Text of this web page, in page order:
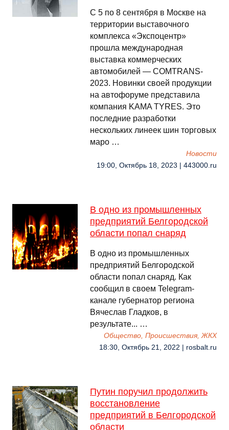
С 5 по 8 сентября в Москве на
территории выставочного
комплекса «Экспоцентр»
прошла международная
выставка коммерческих
автомобилей — COMTRANS-
2023. Новинки своей продукции
на автофоруме представила
компания KAMA TYRES. Это
последние разработки
нескольких линеек шин торговых
маро …
Новости
19:00, Октябрь 18, 2023 | 443000.ru
В одно из промышленных
предприятий Белгородской
области попал снаряд
В одно из промышленных
предприятий Белгородской
области попал снаряд. Как
сообщил в своем Telegram-
канале губернатор региона
Вячеслав Гладков, в
результате... …
Общество, Происшествия, ЖКХ
18:30, Октябрь 21, 2022 | rosbalt.ru
Путин поручил продолжить
восстановление
предприятий в Белгородской
области